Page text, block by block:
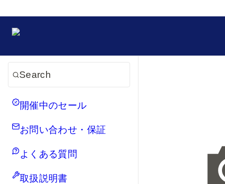
Search
開催中のセール
お問い合わせ・保証
よくある質問
取扱説明書